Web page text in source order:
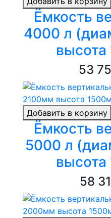
Ёмкость
4000 л
53
Добавить в корзину
Ёмкость
5000 л
58